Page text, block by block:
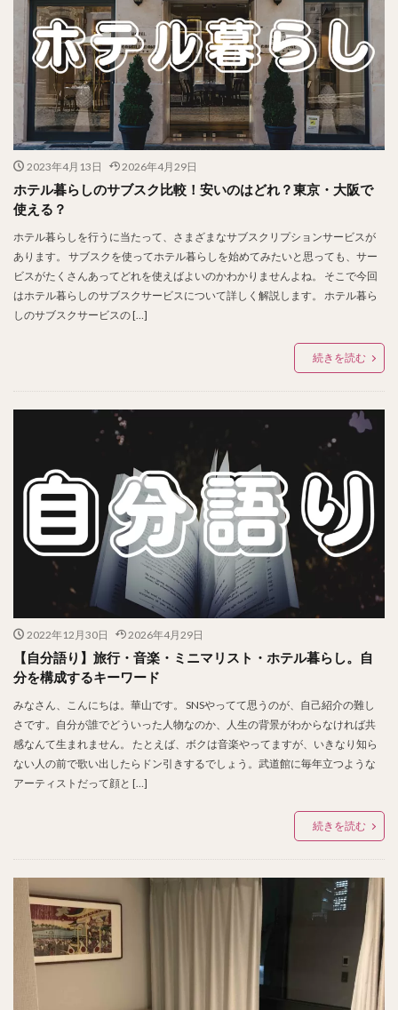
2023年4月13日 2026年4月29日
ホテル暮らしのサブスク比較！安いのはどれ？東京・大阪で
使える？
ホテル暮らしを行うに当たって、さまざまなサブスクリプションサービスが
あります。 サブスクを使ってホテル暮らしを始めてみたいと思っても、サー
ビスがたくさんあってどれを使えばよいのかわかりませんよね。 そこで今回
はホテル暮らしのサブスクサービスについて詳しく解説します。 ホテル暮ら
しのサブスクサービスの […]
続きを読む
2022年12月30日 2026年4月29日
【自分語り】旅行・音楽・ミニマリスト・ホテル暮らし。自
分を構成するキーワード
みなさん、こんにちは。華山です。 SNSやってて思うのが、自己紹介の難し
さです。自分が誰でどういった人物なのか、人生の背景がわからなければ共
感なんて生まれません。 たとえば、ボクは音楽やってますが、いきなり知ら
ない人の前で歌い出したらドン引きするでしょう。武道館に毎年立つような
アーティストだって顔と […]
続きを読む